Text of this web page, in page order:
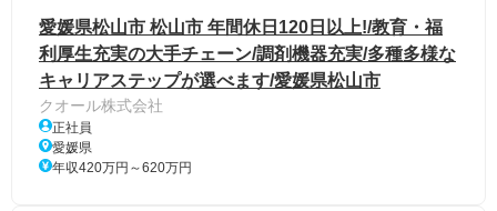
愛媛県松山市 松山市 年間休日120日以上!/教育・福
利厚生充実の大手チェーン/調剤機器充実/多種多様な
キャリアステップが選べます/愛媛県松山市
クオール株式会社
正社員
愛媛県
年収420万円～620万円